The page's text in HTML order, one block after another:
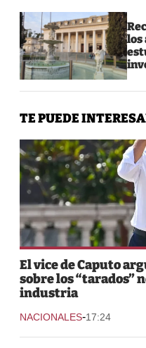
los
TE PUEDE
El vice de Caputo
sobre los “tarados”
industria
NACIONALES-17:24